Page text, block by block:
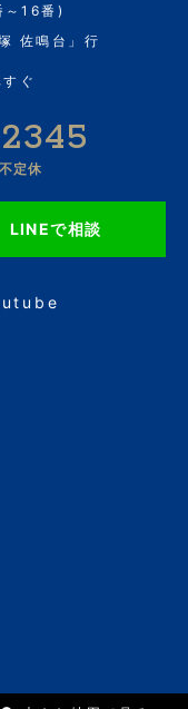
～16番)
佐鳴台」行
ぐ
定休
LINEで相談